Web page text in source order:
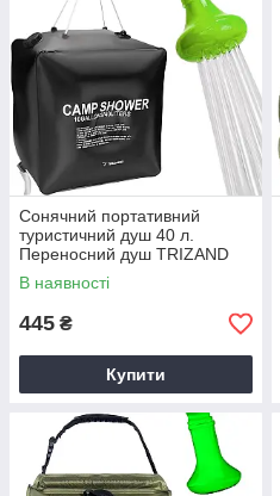
Сонячний портативний
туристичний душ 40 л.
Переносний душ TRIZAND
23494
В наявності
445 ₴
Купити